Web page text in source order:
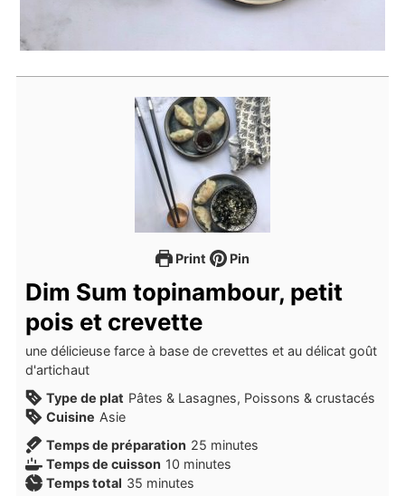
Print Pin
Dim Sum topinambour, petit
pois et crevette
une délicieuse farce à base de crevettes et au délicat goût
d'artichaut
Type de plat Pâtes & Lasagnes, Poissons & crustacés
Cuisine Asie
Temps de préparation 25 minutes
minutes
Temps de cuisson 10 minutes
minutes
Temps total 35 minutes
minutes